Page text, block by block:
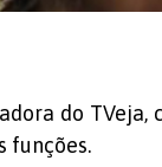
do TVeja,
funções.